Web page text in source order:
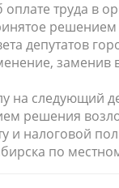
труда в
депутатов
заменив
на следующий
решения
и налоговой
по